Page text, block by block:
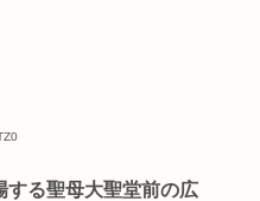
する聖母大聖堂前の広